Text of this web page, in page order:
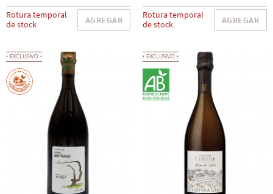
Rotura temporal
de stock
AGREGAR
Rotura temporal
de stock
AGREGAR
EXCLUSIVO EXCLUSIVO